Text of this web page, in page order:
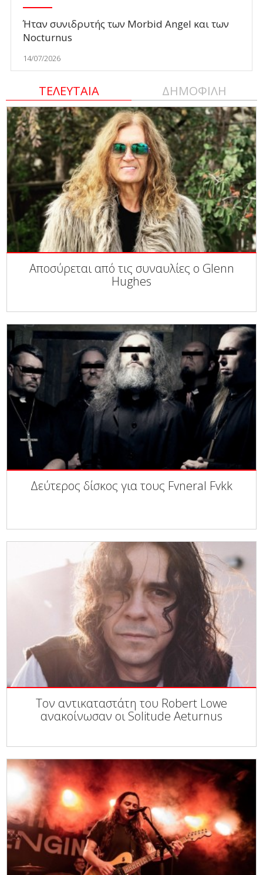
Ήταν συνιδρυτής των Morbid Angel και των
Nocturnus
14/07/2026
ΤΕΛΕΥΤΑΙΑ ΔΗΜΟΦΙΛΗ
Αποσύρεται από τις συναυλίες ο Glenn
Hughes
Δεύτερος δίσκος για τους Fvneral Fvkk
Τον αντικαταστάτη του Robert Lowe
ανακοίνωσαν οι Solitude Aeturnus